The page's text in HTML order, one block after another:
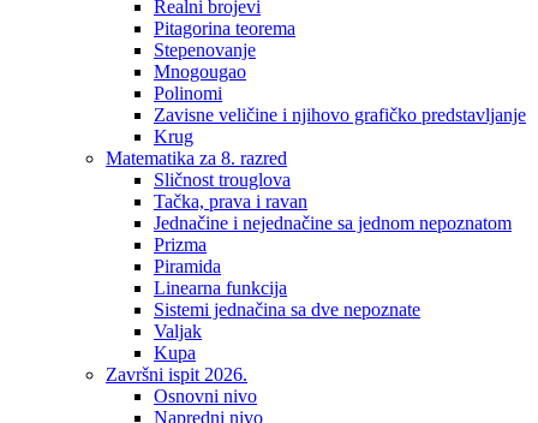
Realni brojevi
Pitagorina teorema
Stepenovanje
Mnogougao
Polinomi
Zavisne veličine i njihovo grafičko predstavljanje
Krug
Matematika za 8. razred
Sličnost trouglova
Tačka, prava i ravan
Jednačine i nejednačine sa jednom nepoznatom
Prizma
Piramida
Linearna funkcija
Sistemi jednačina sa dve nepoznate
Valjak
Kupa
Završni ispit 2026.
Osnovni nivo
Napredni nivo